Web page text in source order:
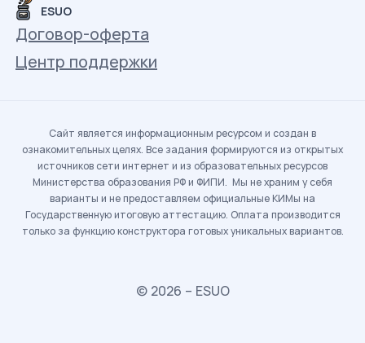
ESUO
Договор-оферта
Центр поддержки
Сайт является информационным ресурсом и создан в
ознакомительных целях. Все задания формируются из открытых
источников сети интернет и из образовательных ресурсов
Министерства образования РФ и ФИПИ. Мы не храним у себя
варианты и не предоставляем официальные КИМы на
Государственную итоговую аттестацию. Оплата производится
только за функцию конструктора готовых уникальных вариантов.
© 2026 – ESUO